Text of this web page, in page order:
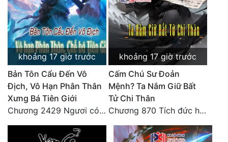
Đông Phương Huyền Huyễn
Đồng Nhân
Cẩu Đạo Trường Sinh
Ngự Thú
Truyện Nam
Truyện Nữ
khoảng 17 giờ trước
Bản Tôn Cẩu Đến Vô
Địch, Vô Hạn Phân Thân
Xưng Bá Tiên Giới
Chương 2429 Ngươi có tuệ nhãn? Ta có...
khoảng 17 giờ trước
Cấm Chú Sư Đoản
Mệnh? Ta Nắm Giữ Bất
Tử Chi Thân
Chương 870 Tích đức hành thiện